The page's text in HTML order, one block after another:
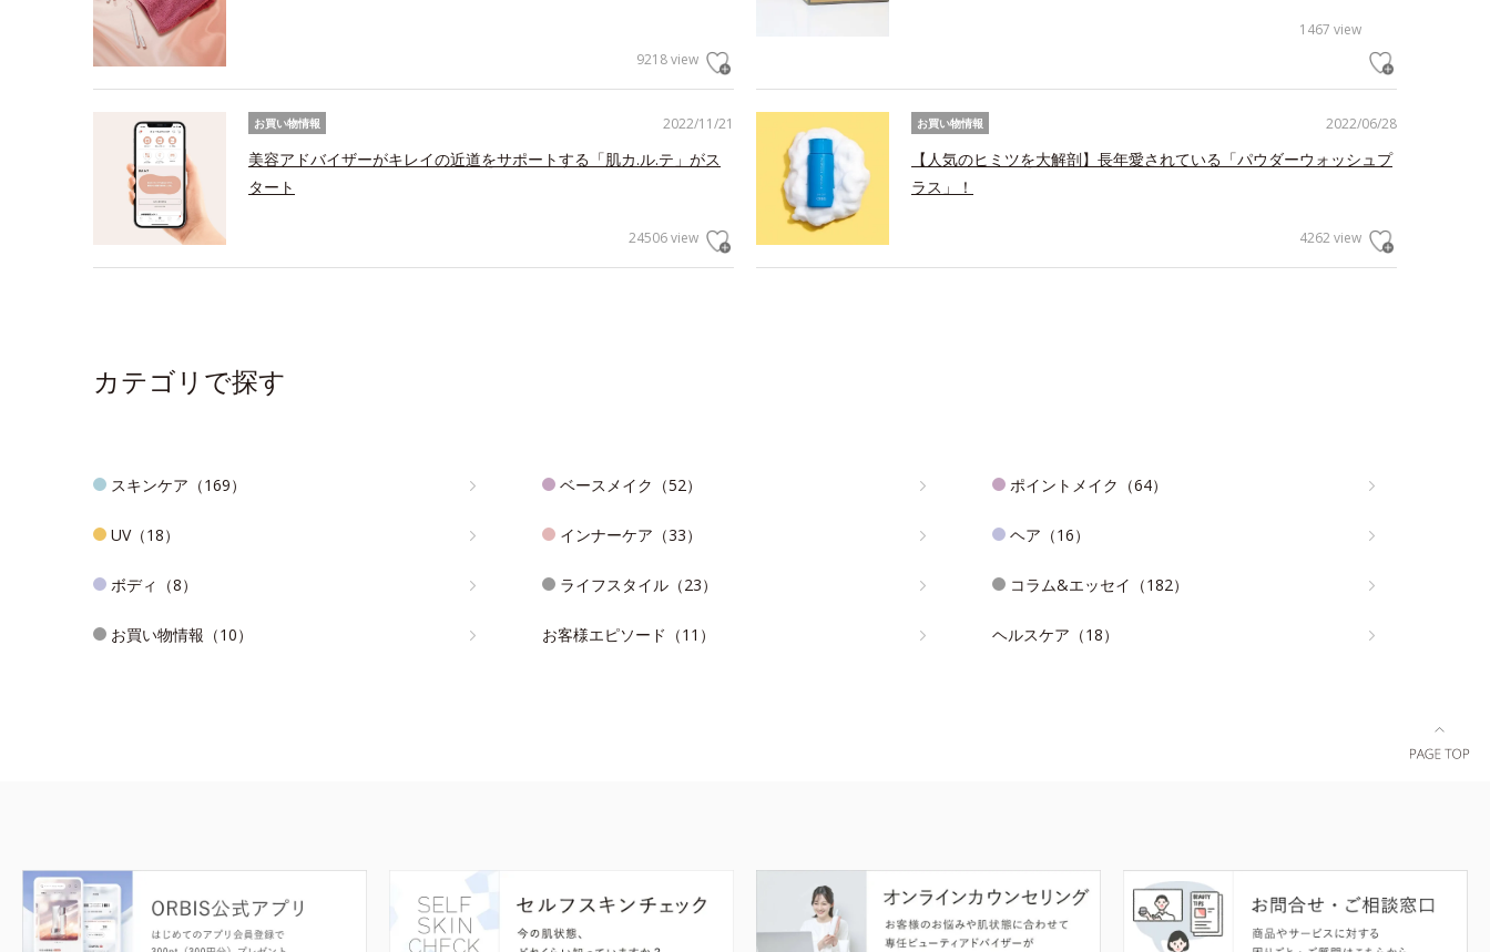
9218 view
1467 view
2022/11/21
お買い物情報
美容アドバイザーがキレイの近道をサポートする「肌カ.ル.テ」がス
タート
24506 view
2022/06/28
お買い物情報
【人気のヒミツを大解剖】長年愛されている「パウダーウォッシュプ
ラス」！
4262 view
カテゴリで探す
スキンケア（169） ベースメイク（52） ポイントメイク（64）
UV（18） インナーケア（33） ヘア（16）
ボディ（8） ライフスタイル（23） コラム&エッセイ（182）
お買い物情報（10） お客様エピソード（11） ヘルスケア（18）